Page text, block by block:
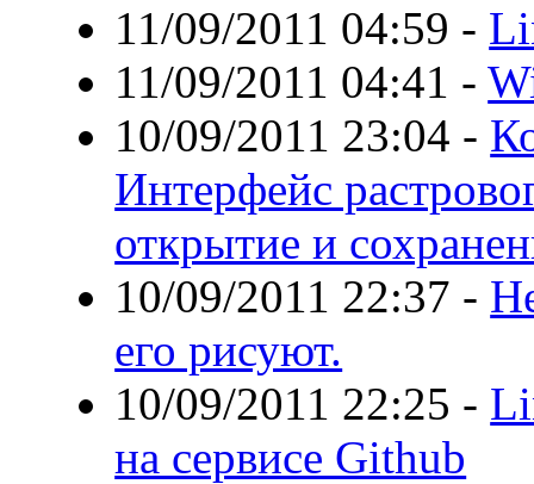
11/09/2011 04:59 -
11/09/2011 04:41 -
10/09/2011 23:04 -
Интерфейс
открытие и
10/09/2011 22:37 -
его рисуют.
10/09/2011 22:25 -
на сервисе Github